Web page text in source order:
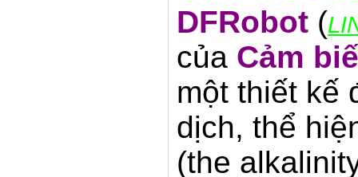
DFRobot (
của Cảm
một thiết kế
dịch, thể
(the